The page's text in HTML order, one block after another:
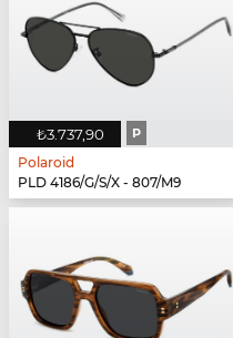
₺3.737,90 P
Polaroid
PLD 4186/G/S/X - 807/M9